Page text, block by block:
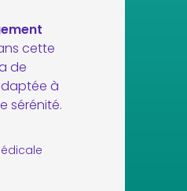
cette
de
à
sérénité.